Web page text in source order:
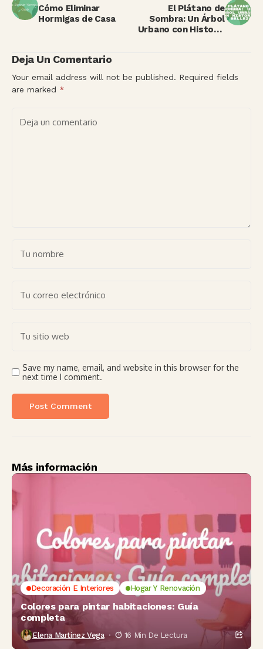
Cómo Eliminar
Hormigas de Casa
El Plátano de
Sombra: Un Árbol
Urbano con Historia
Deja Un Comentario
Your email address will not be published. Required fields
are marked *
Save my name, email, and website in this browser for the
next time I comment.
Más información
Decoración E Interiores Hogar Y Renovación
Colores para pintar habitaciones: Guía
completa
Elena Martinez Vega 16 Min De Lectura